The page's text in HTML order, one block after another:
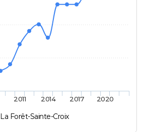
La Forêt-Sainte-Croix
2011 2014 2017 2020